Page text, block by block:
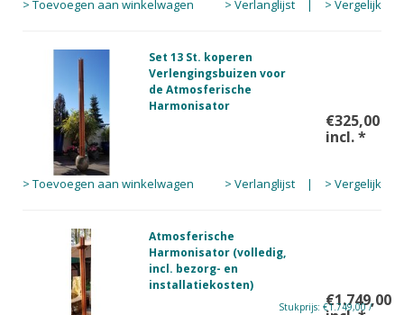
> Toevoegen aan winkelwagen > Verlanglijst | > Vergelijk
Set 13 St. koperen
Verlengingsbuizen voor
de Atmosferische
Harmonisator
€325,00
incl.*
> Toevoegen aan winkelwagen > Verlanglijst | > Vergelijk
Atmosferische
Harmonisator (volledig,
incl. bezorg- en
installatiekosten)
€1.749,00
Stukprijs: €1.749,00 /